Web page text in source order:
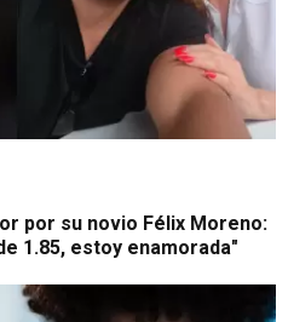
por su novio Félix Moreno:
1.85, estoy enamorada"